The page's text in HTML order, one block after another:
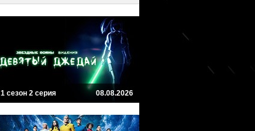
1 сезон 2 серия 08.08.2026